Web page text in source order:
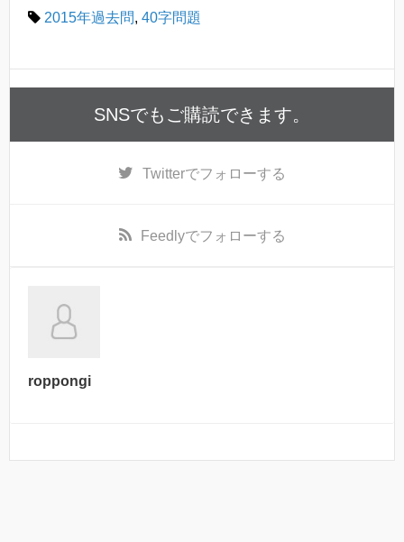
2015年過去問, 40字問題
SNSでもご購読できます。
Twitterでフォローする
Feedlyでフォローする
roppongi